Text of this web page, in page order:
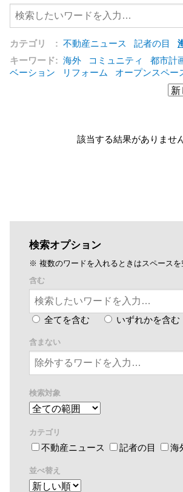
カテゴリ : 不動産ニュース 記者の目
キーワード: 海外 コミュニティ 都市計
ベーション
リフォーム オープンスペー
エ
コンバ
該当する結果がありません
検索オプション
※ 複数のワードを入れるときはスペース
含む
全てを含む いずれかを含む
含まない
検索対象
カテゴリ
不動産ニュース 記者の目 海
並べ替え